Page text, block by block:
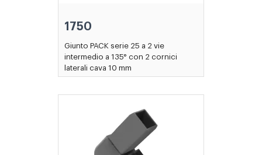
1750
Giunto PACK serie 25 a 2 vie
intermedio a 135° con 2 cornici
laterali cava 10 mm